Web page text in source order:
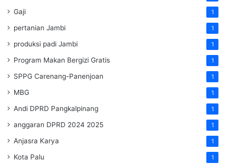
Gaji 1
pertanian Jambi 1
produksi padi Jambi 1
Program Makan Bergizi Gratis 1
SPPG Carenang-Panenjoan 1
MBG 1
Andi DPRD Pangkalpinang 1
anggaran DPRD 2024 2025 1
Anjasra Karya 1
Kota Palu 1